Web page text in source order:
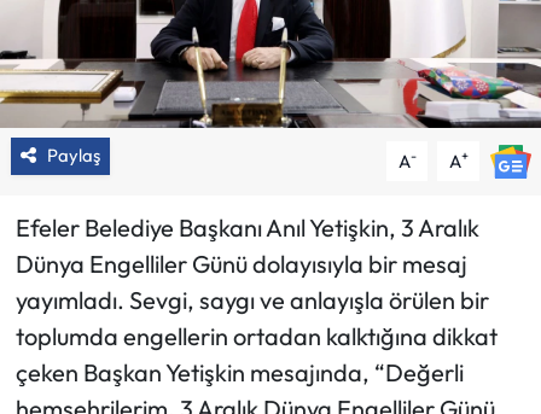
Paylaş A- A+
Efeler Belediye Başkanı Anıl Yetişkin, 3 Aralık
Dünya Engelliler Günü dolayısıyla bir mesaj
yayımladı. Sevgi, saygı ve anlayışla örülen bir
toplumda engellerin ortadan kalktığına dikkat
çeken Başkan Yetişkin mesajında, “Değerli